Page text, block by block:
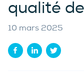
qualité
10 mars 2025